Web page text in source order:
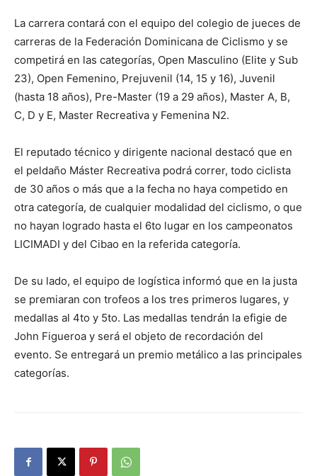
La carrera contará con el equipo del colegio de jueces de
carreras de la Federación Dominicana de Ciclismo y se
competirá en las categorías, Open Masculino (Elite y Sub
23), Open Femenino, Prejuvenil (14, 15 y 16), Juvenil
(hasta 18 años), Pre-Master (19 a 29 años), Master A, B,
C, D y E, Master Recreativa y Femenina N2.
El reputado técnico y dirigente nacional destacó que en
el peldaño Máster Recreativa podrá correr, todo ciclista
de 30 años o más que a la fecha no haya competido en
otra categoría, de cualquier modalidad del ciclismo, o que
no hayan logrado hasta el 6to lugar en los campeonatos
LICIMADI y del Cibao en la referida categoría.
De su lado, el equipo de logística informó que en la justa
se premiaran con trofeos a los tres primeros lugares, y
medallas al 4to y 5to. Las medallas tendrán la efigie de
John Figueroa y será el objeto de recordación del
evento. Se entregará un premio metálico a las principales
categorías.